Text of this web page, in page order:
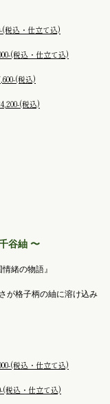
(税込・仕立て込)
(税込・仕立て込)
(税込)
(税込)
谷紬 〜
緒の物語』
が格子柄の紬に溶け込み
(税込・仕立て込)
(税込・仕立て込)